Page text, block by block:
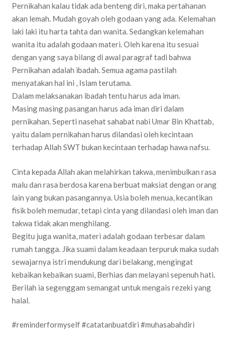
Pernikahan kalau tidak ada benteng diri, maka pertahanan
akan lemah. Mudah goyah oleh godaan yang ada. Kelemahan
laki laki itu harta tahta dan wanita. Sedangkan kelemahan
wanita itu adalah godaan materi. Oleh karena itu sesuai
dengan yang saya bilang di awal paragraf tadi bahwa
Pernikahan adalah ibadah. Semua agama pastilah
menyatakan hal ini , Islam terutama.
Dalam melaksanakan ibadah tentu harus ada iman.
Masing masing pasangan harus ada iman diri dalam
pernikahan. Seperti nasehat sahabat nabi Umar Bin Khattab,
yaitu dalam pernikahan harus dilandasi oleh kecintaan
terhadap Allah SWT bukan kecintaan terhadap hawa nafsu.
Cinta kepada Allah akan melahirkan takwa, menimbulkan rasa
malu dan rasa berdosa karena berbuat maksiat dengan orang
lain yang bukan pasangannya. Usia boleh menua, kecantikan
fisik boleh memudar, tetapi cinta yang dilandasi oleh iman dan
takwa tidak akan menghilang.
Begitu juga wanita, materi adalah godaan terbesar dalam
rumah tangga. Jika suami dalam keadaan terpuruk maka sudah
sewajarnya istri mendukung dari belakang, mengingat
kebaikan kebaikan suami, Berhias dan melayani sepenuh hati.
Berilah ia segenggam semangat untuk mengais rezeki yang
halal.
#reminderformyself #catatanbuatdiri #muhasabahdiri